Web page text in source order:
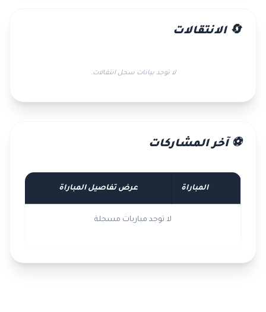
🔄 الانتقالات
لا توجد بيانات سجل انتقالات.
⚽ آخر المشاركات
المباراة عرض تفاصيل المباراة
لا توجد مباريات مسجلة